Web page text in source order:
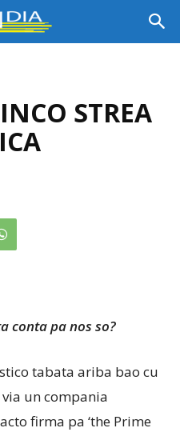
STREA
conta pa nos so?
tabata ariba bao cu
un compania
firma pa ‘the Prime